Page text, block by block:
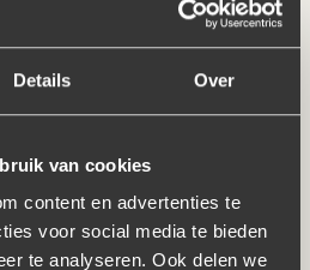
Details Over
van cookies
content en advertenties te
voor social media te bieden
te analyseren. Ook delen we
met huisgemaakte salades,
bijna heel Nederland.